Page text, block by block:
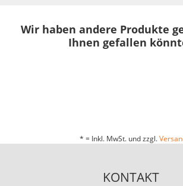
Wir haben andere Produkte
Ihnen gefallen
* = Inkl. MwSt. und zzgl.
KONTAKT